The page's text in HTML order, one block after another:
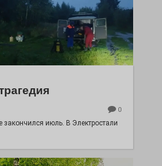
0
закончился июль. В Электростали